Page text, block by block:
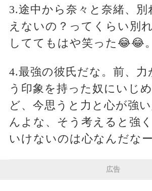
3.途中から奈々と奈緒、別
えないの？ってくらい別
しててもはや笑った😂😂。
4.最強の彼氏だな。前、力
う印象を持った奴にいじ
ど、今思うと力と心が強
んよな、そう考えると強
いけないのは心なんだなー
広告